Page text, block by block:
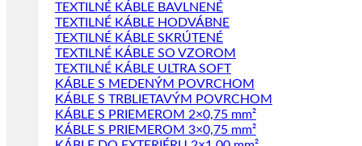
TEXTILNÉ KÁBLE BAVLNENÉ
TEXTILNÉ KÁBLE HODVÁBNE
TEXTILNÉ KÁBLE SKRÚTENÉ
TEXTILNÉ KÁBLE SO VZOROM
TEXTILNÉ KÁBLE ULTRA SOFT
KÁBLE S MEDENÝM POVRCHOM
KÁBLE S TRBLIETAVÝM POVRCHOM
KÁBLE S PRIEMEROM 2×0,75 mm²
KÁBLE S PRIEMEROM 3×0,75 mm²